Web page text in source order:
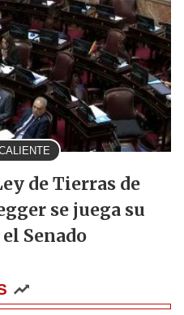
de Tierras de
se juega su
Senado